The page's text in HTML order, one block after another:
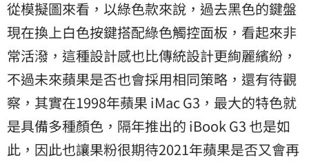
從模擬圖來看，以綠色款來說，過去黑色的鍵盤
現在換上白色按鍵搭配綠色觸控面板，看起來非
常活潑，這種設計感也比傳統設計更絢麗繽紛，
不過未來蘋果是否也會採用相同策略，還有待觀
察，其實在1998年蘋果 iMac G3，最大的特色就
是具備多種顏色，隔年推出的 iBook G3 也是如
此，因此也讓果粉很期待2021年蘋果是否又會再